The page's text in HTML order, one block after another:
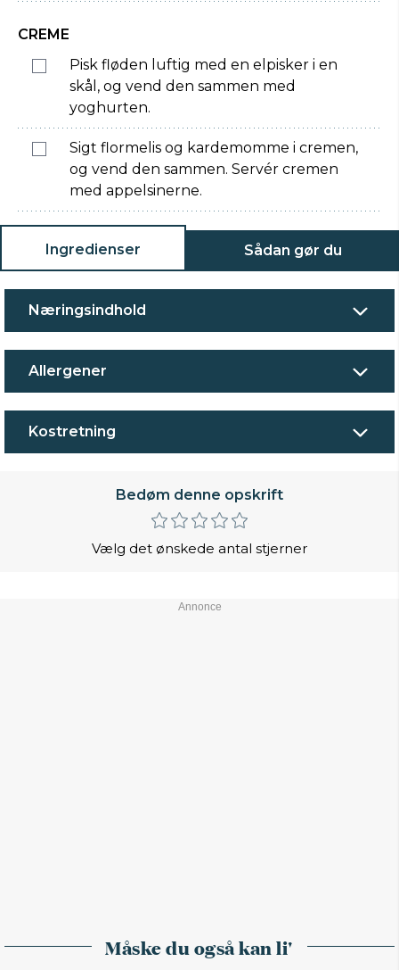
CREME
Pisk fløden luftig med en elpisker i en
skål, og vend den sammen med
yoghurten.
Sigt flormelis og kardemomme i cremen,
og vend den sammen. Servér cremen
med appelsinerne.
Ingredienser Sådan gør du
Næringsindhold
Allergener
Kostretning
Bedøm denne opskrift
Vælg det ønskede antal stjerner
Måske du også kan li'